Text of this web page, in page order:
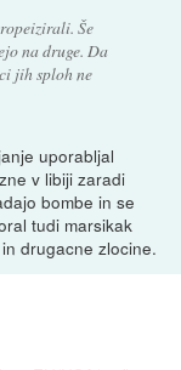
Še
na druge. Da
jih sploh ne
uporabljal
v libiji zaradi
bombe in se
tudi marsikak
drugacne zlocine.